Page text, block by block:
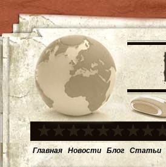
Главная Новости Блог Статьи